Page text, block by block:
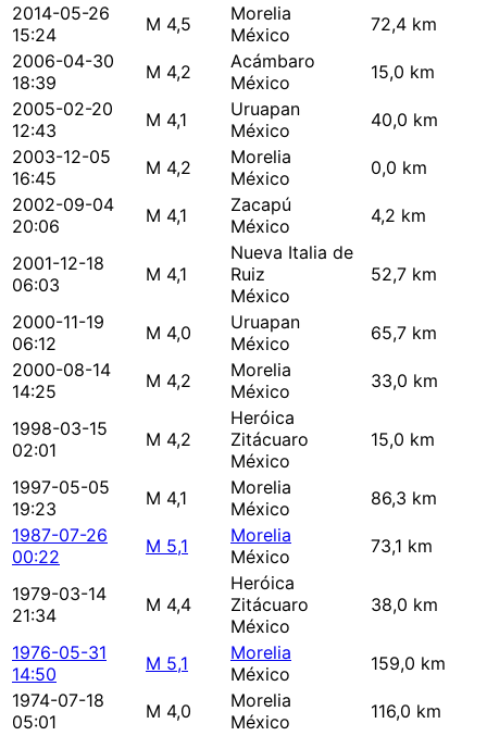
2014-05-26
15:24
M 4,5
Morelia
México
72,4 km
2006-04-30
18:39
M 4,2
Acámbaro
México
15,0 km
2005-02-20
12:43
M 4,1
Uruapan
México
40,0 km
2003-12-05
16:45
M 4,2
Morelia
México
0,0 km
2002-09-04
20:06
M 4,1
Zacapú
México
4,2 km
2001-12-18
06:03
M 4,1
Nueva Italia de
Ruiz
México
52,7 km
2000-11-19
06:12
M 4,0
Uruapan
México
65,7 km
2000-08-14
14:25
M 4,2
Morelia
México
33,0 km
1998-03-15
02:01
M 4,2
Heróica
Zitácuaro
México
15,0 km
1997-05-05
19:23
M 4,1
Morelia
México
86,3 km
1987-07-26
00:22
M 5,1
Morelia
México
73,1 km
1979-03-14
21:34
M 4,4
Heróica
Zitácuaro
México
38,0 km
1976-05-31
14:50
M 5,1
Morelia
México
159,0 km
1974-07-18
05:01
M 4,0
Morelia
México
116,0 km